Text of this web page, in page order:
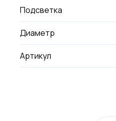
Подсветка
Диаметр
Артикул